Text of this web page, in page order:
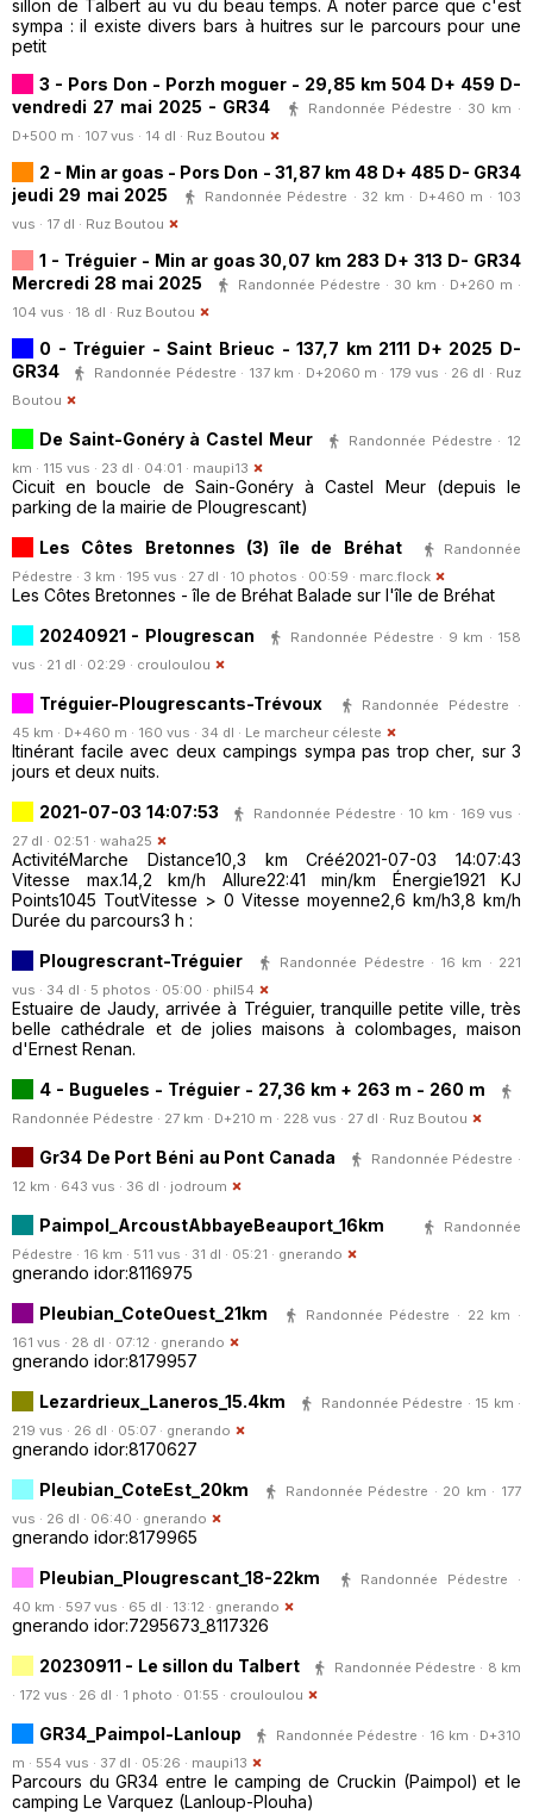
sillon de Talbert au vu du beau temps. A noter parce que c'est
sympa : il existe divers bars à huitres sur le parcours pour une
petit
3 - Pors Don - Porzh moguer - 29,85 km 504 D+ 459 D-
vendredi 27 mai 2025 - GR34
Randonnée Pédestre · 30 km ·
D+500 m · 107 vus · 14 dl · Ruz Boutou
2 - Min ar goas - Pors Don - 31,87 km 48 D+ 485 D- GR34
jeudi 29 mai 2025
Randonnée Pédestre · 32 km · D+460 m · 103
vus · 17 dl · Ruz Boutou
1 - Tréguier - Min ar goas 30,07 km 283 D+ 313 D- GR34
Mercredi 28 mai 2025
Randonnée Pédestre · 30 km · D+260 m ·
104 vus · 18 dl · Ruz Boutou
0 - Tréguier - Saint Brieuc - 137,7 km 2111 D+ 2025 D-
GR34
Randonnée Pédestre · 137 km · D+2060 m · 179 vus · 26 dl · Ruz
Boutou
De Saint-Gonéry à Castel Meur
Randonnée Pédestre · 12
km · 115 vus · 23 dl · 04:01 · maupi13
Cicuit en boucle de Sain-Gonéry à Castel Meur (depuis le
parking de la mairie de Plougrescant)
Les Côtes Bretonnes (3) île de Bréhat
Randonnée
Pédestre · 3 km · 195 vus · 27 dl · 10 photos · 00:59 · marc.flock
Les Côtes Bretonnes - île de Bréhat Balade sur l'île de Bréhat
20240921 - Plougrescan
Randonnée Pédestre · 9 km · 158
vus · 21 dl · 02:29 · crouloulou
Tréguier-Plougrescants-Trévoux
Randonnée Pédestre ·
45 km · D+460 m · 160 vus · 34 dl · Le marcheur céleste
Itinérant facile avec deux campings sympa pas trop cher, sur 3
jours et deux nuits.
2021-07-03 14:07:53
Randonnée Pédestre · 10 km · 169 vus ·
27 dl · 02:51 · waha25
ActivitéMarche Distance10,3 km Créé2021-07-03 14:07:43
Vitesse max.14,2 km/h Allure22:41 min/km Énergie1921 KJ
Points1045 ToutVitesse > 0 Vitesse moyenne2,6 km/h3,8 km/h
Durée du parcours3 h :
Plougrescrant-Tréguier
Randonnée Pédestre · 16 km · 221
vus · 34 dl · 5 photos · 05:00 · phil54
Estuaire de Jaudy, arrivée à Tréguier, tranquille petite ville, très
belle cathédrale et de jolies maisons à colombages, maison
d'Ernest Renan.
4 - Bugueles - Tréguier - 27,36 km + 263 m - 260 m
Randonnée Pédestre · 27 km · D+210 m · 228 vus · 27 dl · Ruz Boutou
Gr34 De Port Béni au Pont Canada
Randonnée Pédestre ·
12 km · 643 vus · 36 dl · jodroum
Paimpol_ArcoustAbbayeBeauport_16km
Randonnée
Pédestre · 16 km · 511 vus · 31 dl · 05:21 · gnerando
gnerando idor:8116975
Pleubian_CoteOuest_21km
Randonnée Pédestre · 22 km ·
161 vus · 28 dl · 07:12 · gnerando
gnerando idor:8179957
Lezardrieux_Laneros_15.4km
Randonnée Pédestre · 15 km ·
219 vus · 26 dl · 05:07 · gnerando
gnerando idor:8170627
Pleubian_CoteEst_20km
Randonnée Pédestre · 20 km · 177
vus · 26 dl · 06:40 · gnerando
gnerando idor:8179965
Pleubian_Plougrescant_18-22km
Randonnée Pédestre ·
40 km · 597 vus · 65 dl · 13:12 · gnerando
gnerando idor:7295673_8117326
20230911 - Le sillon du Talbert
Randonnée Pédestre · 8 km
· 172 vus · 26 dl · 1 photo · 01:55 · crouloulou
GR34_Paimpol-Lanloup
Randonnée Pédestre · 16 km · D+310
m · 554 vus · 37 dl · 05:26 · maupi13
Parcours du GR34 entre le camping de Cruckin (Paimpol) et le
camping Le Varquez (Lanloup-Plouha)